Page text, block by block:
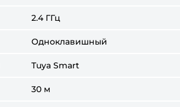
2.4 ГГц
Одноклавишный
Tuya Smart
30 м